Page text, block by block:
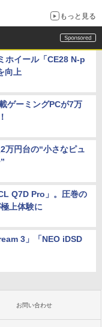
もっと見る
ホイール「CE28 N-p
向上
ゲーミングPCが7万
万円台の“小さなピュ
Q7D Pro」。圧巻の
上体験に
3」「NEO iDSD
お問い合わせ